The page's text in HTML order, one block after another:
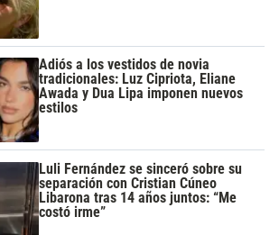
Adiós a los vestidos de novia
tradicionales: Luz Cipriota, Eliane
Awada y Dua Lipa imponen nuevos
estilos
Luli Fernández se sinceró sobre su
separación con Cristian Cúneo
Libarona tras 14 años juntos: “Me
costó irme”